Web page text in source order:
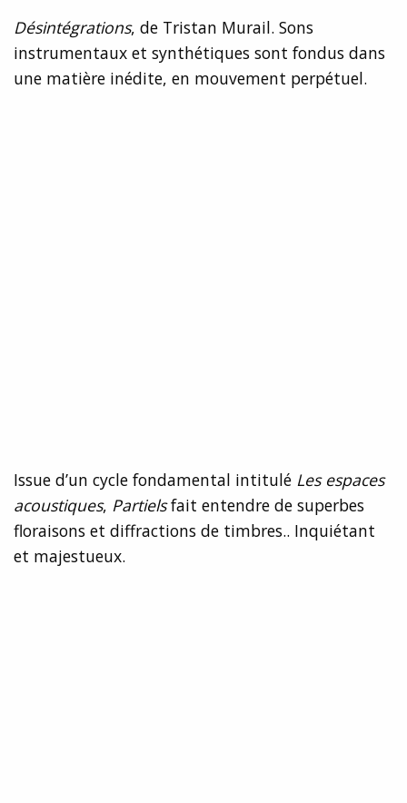
Désintégrations, de Tristan Murail. Sons
instrumentaux et synthétiques sont fondus dans
une matière inédite, en mouvement perpétuel.
Issue d’un cycle fondamental intitulé Les espaces
acoustiques, Partielsfait entendre de superbes
floraisons et diffractions de timbres.. Inquiétant
et majestueux.